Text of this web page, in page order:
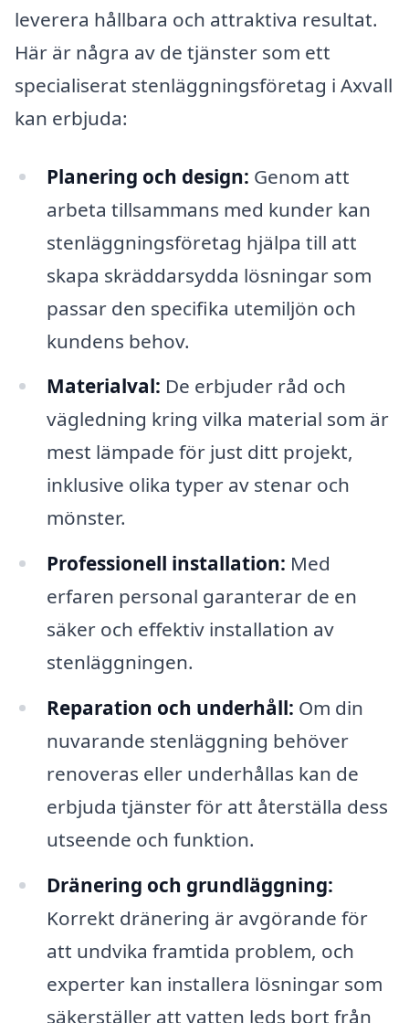
leverera hållbara och attraktiva resultat.
Här är några av de tjänster som ett
specialiserat stenläggningsföretag i Axvall
kan erbjuda:
Planering och design: Genom att
arbeta tillsammans med kunder kan
stenläggningsföretag hjälpa till att
skapa skräddarsydda lösningar som
passar den specifika utemiljön och
kundens behov.
Materialval: De erbjuder råd och
vägledning kring vilka material som är
mest lämpade för just ditt projekt,
inklusive olika typer av stenar och
mönster.
Professionell installation: Med
erfaren personal garanterar de en
säker och effektiv installation av
stenläggningen.
Reparation och underhåll: Om din
nuvarande stenläggning behöver
renoveras eller underhållas kan de
erbjuda tjänster för att återställa dess
utseende och funktion.
Dränering och grundläggning:
Korrekt dränering är avgörande för
att undvika framtida problem, och
experter kan installera lösningar som
säkerställer att vatten leds bort från